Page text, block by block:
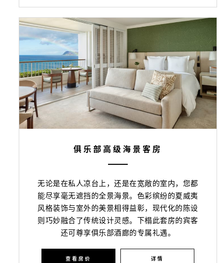
俱乐部高级海景客房
无论是在私人凉台上，还是在宽敞的室内，您都
能尽享毫无遮挡的全景海景。色彩缤纷的夏威夷
风格装饰与室外的美景相得益彰，现代化的陈设
则巧妙融合了传统设计灵感。下榻此套房的宾客
还可尊享俱乐部酒廊的专属礼遇。
查看房价 详情